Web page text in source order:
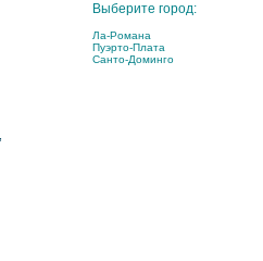
Выберите город:
Ла-Романа
Пуэрто-Плата
Санто-Доминго